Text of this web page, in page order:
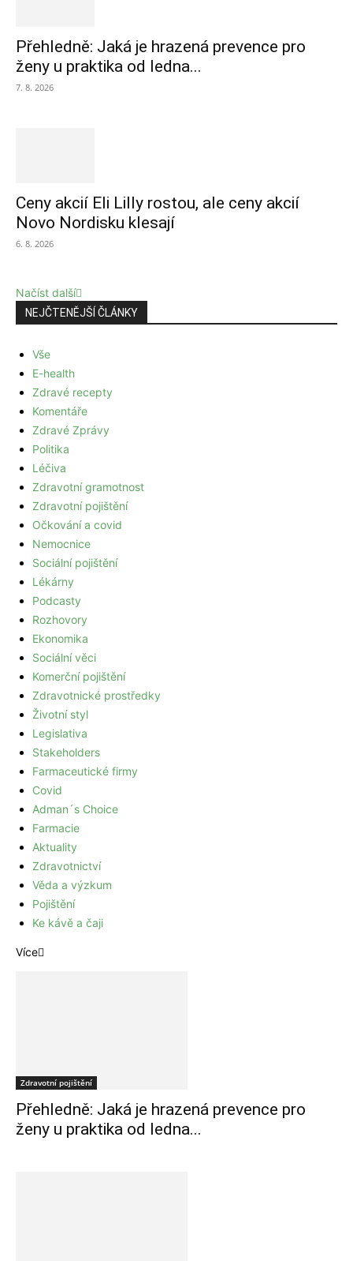
Přehledně: Jaká je hrazená prevence pro
ženy u praktika od ledna...
7. 8. 2026
Ceny akcií Eli Lilly rostou, ale ceny akcií
Novo Nordisku klesají
6. 8. 2026
Načíst další
NEJČTENĚJŠÍ ČLÁNKY
Vše
E-health
Zdravé recepty
Komentáře
Zdravé Zprávy
Politika
Léčiva
Zdravotní gramotnost
Zdravotní pojištění
Očkování a covid
Nemocnice
Sociální pojištění
Lékárny
Podcasty
Rozhovory
Ekonomika
Sociální věci
Komerční pojištění
Zdravotnické prostředky
Životní styl
Legislativa
Stakeholders
Farmaceutické firmy
Covid
Adman´s Choice
Farmacie
Aktuality
Zdravotnictví
Věda a výzkum
Pojištění
Ke kávě a čaji
Více
Zdravotní pojištění
Přehledně: Jaká je hrazená prevence pro
ženy u praktika od ledna...